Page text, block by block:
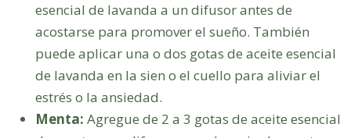
esencial de lavanda a un difusor antes de
acostarse para promover el sueño. También
puede aplicar una o dos gotas de aceite esencial
de lavanda en la sien o el cuello para aliviar el
estrés o la ansiedad.
Menta: Agregue de 2 a 3 gotas de aceite esencial